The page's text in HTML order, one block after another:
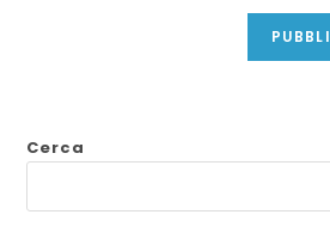
Cerca